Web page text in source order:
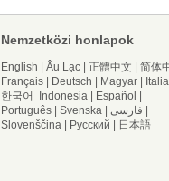
Nemzetközi honlapok
English Âu Lạc 正體中文
简体
Français
Deutsch Magyar
한국어
Indonesia Español
Português
Svenska فارسی
Slovenščina
Русский 日本語